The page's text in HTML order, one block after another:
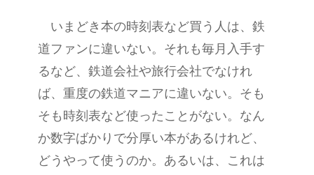
いまどき本の時刻表など買う人は、鉄
道ファンに違いない。それも毎月入手す
るなど、鉄道会社や旅行会社でなけれ
ば、重度の鉄道マニアに違いない。そも
そも時刻表など使ったことがない。なん
か数字ばかりで分厚い本があるけれど、
どうやって使うのか。あるいは、これは